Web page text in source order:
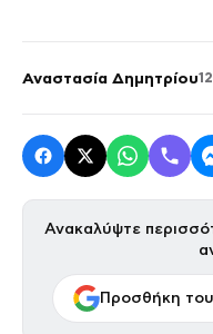
Αναστασία Δημητρίου
Ανακαλύψτε
Προσθήκη